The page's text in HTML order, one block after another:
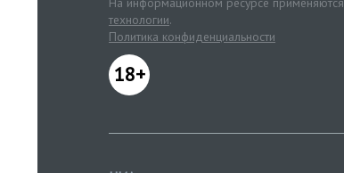
технологии.
Политика конфиденциальности
18+